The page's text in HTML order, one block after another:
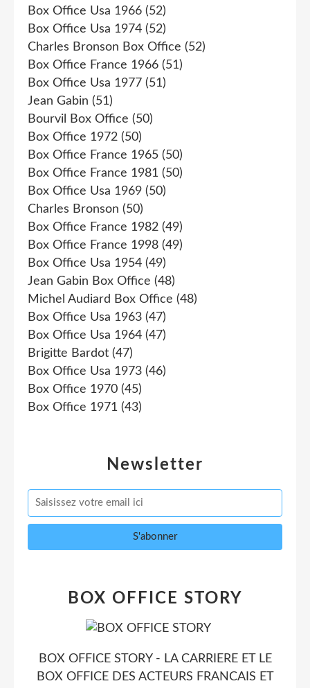
Newsletter
Box Office Usa 1966 (52)
Box Office Usa 1974 (52)
Charles Bronson Box Office (52)
Box Office France 1966 (51)
Box Office Usa 1977 (51)
Jean Gabin (51)
Bourvil Box Office (50)
Box Office 1972 (50)
Box Office France 1965 (50)
Box Office France 1981 (50)
Box Office Usa 1969 (50)
Charles Bronson (50)
Box Office France 1982 (49)
Box Office France 1998 (49)
Box Office Usa 1954 (49)
Jean Gabin Box Office (48)
Michel Audiard Box Office (48)
Box Office Usa 1963 (47)
Box Office Usa 1964 (47)
Brigitte Bardot (47)
Box Office Usa 1973 (46)
Box Office 1970 (45)
Box Office 1971 (43)
BOX OFFICE STORY
BOX OFFICE STORY - LA CARRIERE ET LE
BOX OFFICE DES ACTEURS FRANCAIS ET